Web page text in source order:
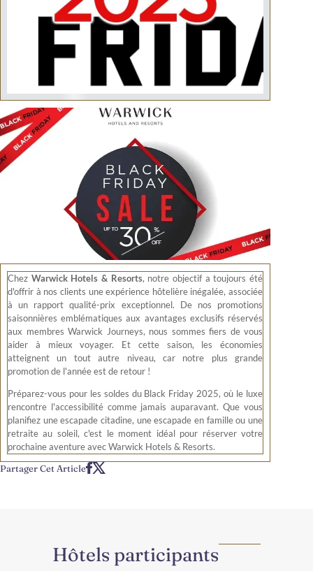
Partager Cet Article
Chez Warwick Hotels & Resorts, notre objectif a toujours été
d'offrir à nos clients une expérience hôtelière inégalée, associée
à un rapport qualité-prix exceptionnel. De nos promotions
saisonnières emblématiques aux avantages exclusifs réservés
aux membres Warwick Journeys, nous sommes fiers de vous
aider à mieux voyager. Et cette saison, les économies
atteignent un tout autre niveau, car notre plus grande
promotion de l'année est de retour !
Préparez-vous pour les soldes du Black Friday 2025, où le luxe
rencontre l'accessibilité comme jamais auparavant. Que vous
planifiez une escapade citadine, une escapade en famille ou une
retraite au soleil, c'est le moment idéal pour réserver votre
prochaine aventure avec Warwick Hotels & Resorts.
Hôtels participants